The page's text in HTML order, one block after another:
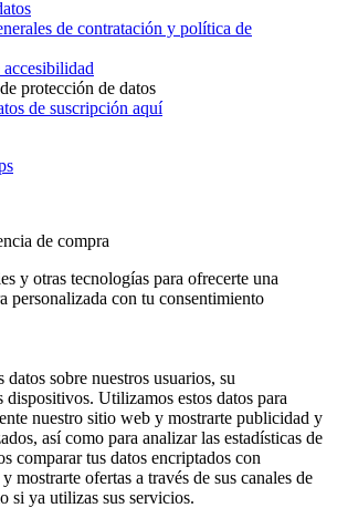
de contratación y política de
protección de datos
de suscripción aquí
de compra
y otras tecnologías para ofrecerte una
personalizada con tu consentimiento
sobre nuestros usuarios, su
dispositivos. Utilizamos estos datos para
nuestro sitio web y mostrarte publicidad y
así como para analizar las estadísticas de
comparar tus datos encriptados con
mostrarte ofertas a través de sus canales de
si ya utilizas sus servicios.